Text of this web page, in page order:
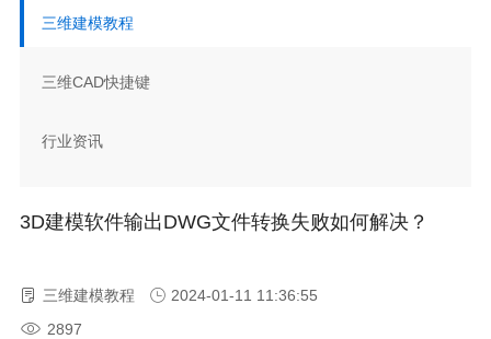
三维建模教程
三维CAD快捷键
行业资讯
3D建模软件输出DWG文件转换失败如何解决？
三维建模教程
2024-01-11 11:36:55
2897